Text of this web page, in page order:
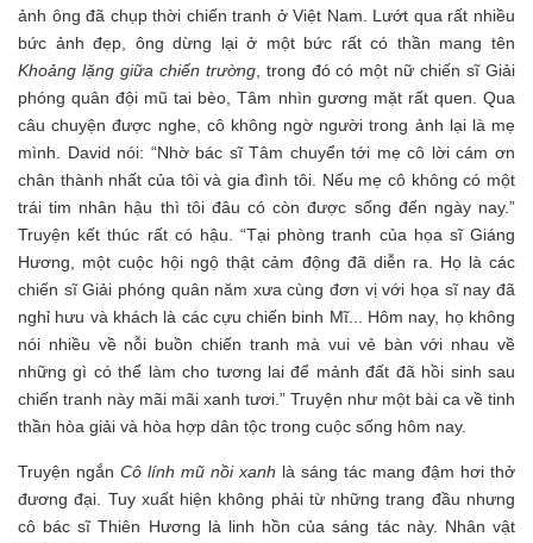
ảnh ông đã chụp thời chiến tranh ở Việt Nam. Lướt qua rất nhiều
bức ảnh đẹp, ông dừng lại ở một bức rất có thần mang tên
Khoảng lặng giữa chiến trường, trong đó có một nữ chiến sĩ Giải
phóng quân đội mũ tai bèo, Tâm nhìn gương mặt rất quen. Qua
câu chuyện được nghe, cô không ngờ người trong ảnh lại là mẹ
mình. David nói: “Nhờ bác sĩ Tâm chuyển tới mẹ cô lời cám ơn
chân thành nhất của tôi và gia đình tôi. Nếu mẹ cô không có một
trái tim nhân hậu thì tôi đâu có còn được sống đến ngày nay.”
Truyện kết thúc rất có hậu. “Tại phòng tranh của họa sĩ Giáng
Hương, một cuộc hội ngộ thật cảm động đã diễn ra. Họ là các
chiến sĩ Giải phóng quân năm xưa cùng đơn vị với họa sĩ nay đã
nghỉ hưu và khách là các cựu chiến binh Mĩ... Hôm nay, họ không
nói nhiều về nỗi buồn chiến tranh mà vui vẻ bàn với nhau về
những gì có thể làm cho tương lai để mảnh đất đã hồi sinh sau
chiến tranh này mãi mãi xanh tươi.” Truyện như một bài ca về tinh
thần hòa giải và hòa hợp dân tộc trong cuộc sống hôm nay.
Truyện ngắn Cô lính mũ nồi xanh là sáng tác mang đậm hơi thở
đương đại. Tuy xuất hiện không phải từ những trang đầu nhưng
cô bác sĩ Thiên Hương là linh hồn của sáng tác này. Nhân vật